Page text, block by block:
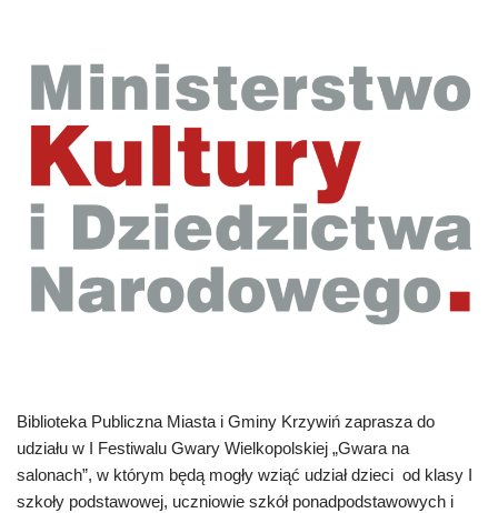
Biblioteka Publiczna Miasta i Gminy Krzywiń zaprasza do
udziału w I Festiwalu Gwary Wielkopolskiej „Gwara na
salonach”, w którym będą mogły wziąć udział dzieci od klasy I
szkoły podstawowej, uczniowie szkół ponadpodstawowych i